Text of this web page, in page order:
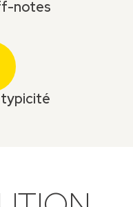
notes